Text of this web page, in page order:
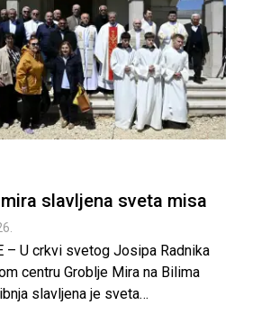
slavljena sveta misa
– U crkvi svetog Josipa Radnika
centru Groblje Mira na Bilima
slavljena je sveta…